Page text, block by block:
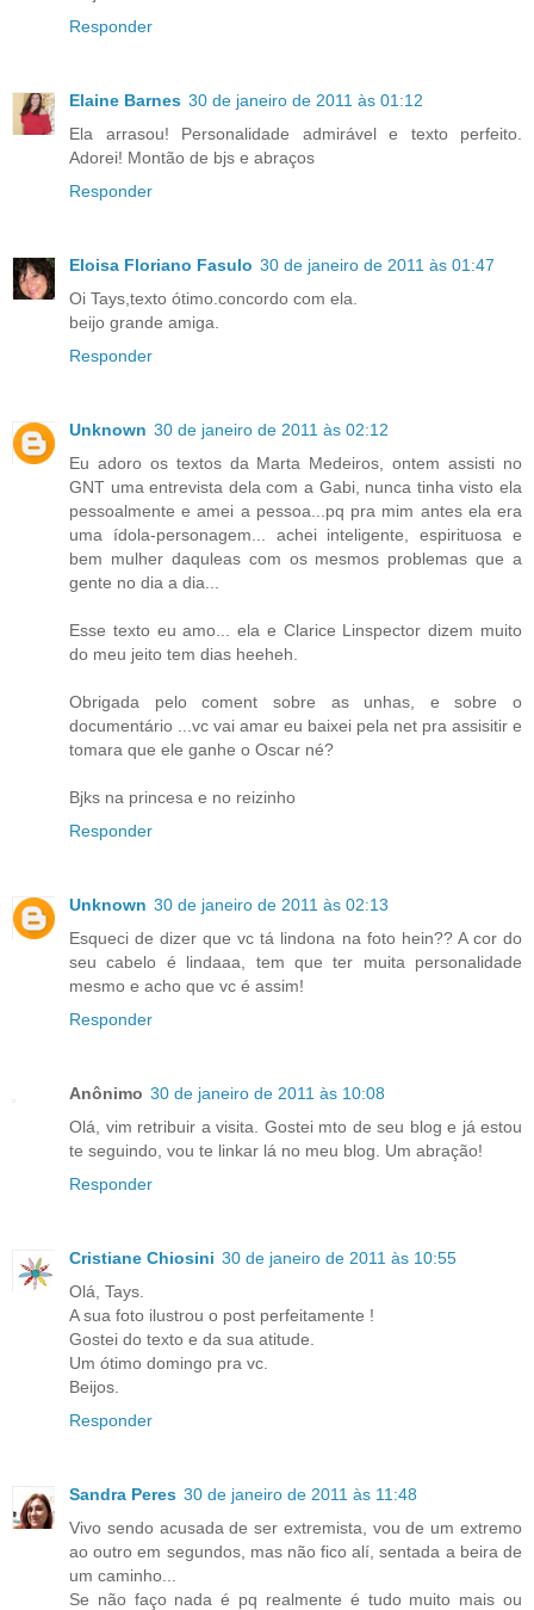
Responder
Elaine Barnes 30 de janeiro de 2011 às 01:12
Ela arrasou! Personalidade admirável e texto perfeito.
Adorei! Montão de bjs e abraços
Responder
Eloisa Floriano Fasulo 30 de janeiro de 2011 às 01:47
Oi Tays,texto ótimo.concordo com ela.
beijo grande amiga.
Responder
Unknown 30 de janeiro de 2011 às 02:12
Eu adoro os textos da Marta Medeiros, ontem assisti no
GNT uma entrevista dela com a Gabi, nunca tinha visto ela
pessoalmente e amei a pessoa...pq pra mim antes ela era
uma ídola-personagem... achei inteligente, espirituosa e
bem mulher daquleas com os mesmos problemas que a
gente no dia a dia...
Esse texto eu amo... ela e Clarice Linspector dizem muito
do meu jeito tem dias heeheh.
Obrigada pelo coment sobre as unhas, e sobre o
documentário ...vc vai amar eu baixei pela net pra assisitir e
tomara que ele ganhe o Oscar né?
Bjks na princesa e no reizinho
Responder
Unknown 30 de janeiro de 2011 às 02:13
Esqueci de dizer que vc tá lindona na foto hein?? A cor do
seu cabelo é lindaaa, tem que ter muita personalidade
mesmo e acho que vc é assim!
Responder
Anônimo 30 de janeiro de 2011 às 10:08
Olá, vim retribuir a visita. Gostei mto de seu blog e já estou
te seguindo, vou te linkar lá no meu blog. Um abração!
Responder
Cristiane Chiosini 30 de janeiro de 2011 às 10:55
Olá, Tays.
A sua foto ilustrou o post perfeitamente !
Gostei do texto e da sua atitude.
Um ótimo domingo pra vc.
Beijos.
Responder
Sandra Peres 30 de janeiro de 2011 às 11:48
Vivo sendo acusada de ser extremista, vou de um extremo
ao outro em segundos, mas não fico alí, sentada a beira de
um caminho...
Se não faço nada é pq realmente é tudo muito mais ou